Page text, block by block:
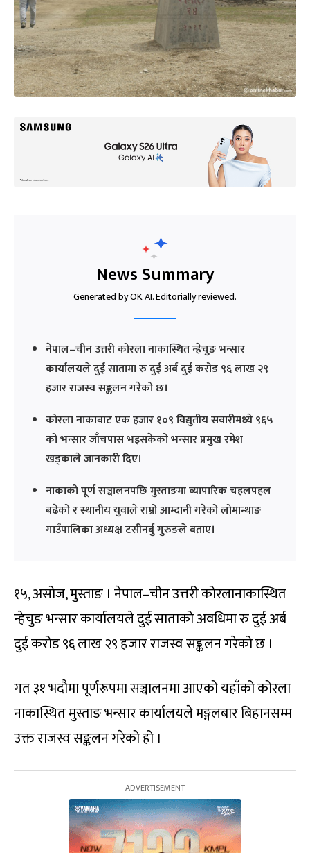
News Summary
Generated by OK AI. Editorially reviewed.
नेपाल–चीन उत्तरी कोरला नाकास्थित न्हेचुङ भन्सार
कार्यालयले दुई सातामा रु दुई अर्ब दुई करोड ९६ लाख २९
हजार राजस्व सङ्कलन गरेको छ।
कोरला नाकाबाट एक हजार १०९ विद्युतीय सवारीमध्ये ९६५
को भन्सार जाँचपास भइसकेको भन्सार प्रमुख रमेश
खड्काले जानकारी दिए।
नाकाको पूर्ण सञ्चालनपछि मुस्ताङमा व्यापारिक चहलपहल
बढेको र स्थानीय युवाले राम्रो आम्दानी गरेको लोमान्थाङ
गाउँपालिका अध्यक्ष टसीनर्बु गुरुङले बताए।
१५, असोज, मुस्ताङ । नेपाल–चीन उत्तरी कोरलानाकास्थित
न्हेचुङ भन्सार कार्यालयले दुई साताको अवधिमा रु दुई अर्ब
दुई करोड ९६ लाख २९ हजार राजस्व सङ्कलन गरेको छ ।
गत ३१ भदौमा पूर्णरूपमा सञ्चालनमा आएको यहाँको कोरला
नाकास्थित मुस्ताङ भन्सार कार्यालयले मङ्गलबार बिहानसम्म
उक्त राजस्व सङ्कलन गरेको हो ।